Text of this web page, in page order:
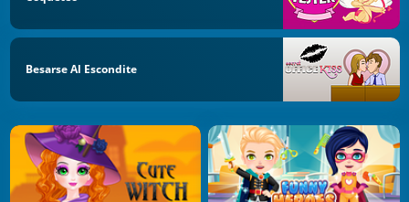
Besarse Al Escondite